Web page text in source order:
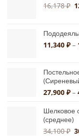
16,178₽
11,340 ₽ –
27,900 ₽ –
Шелковое
(среднее)
34,100₽